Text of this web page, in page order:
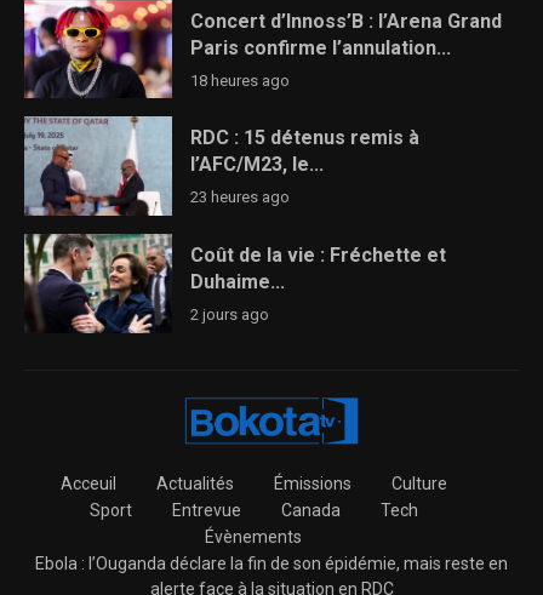
Concert d’Innoss’B : l’Arena Grand
Paris confirme l’annulation...
18 heures ago
RDC : 15 détenus remis à
l’AFC/M23, le...
23 heures ago
Coût de la vie : Fréchette et
Duhaime...
2 jours ago
Acceuil Actualités Émissions
Culture
Sport
Entrevue Canada
Tech
Évènements
Ebola : l’Ouganda déclare la fin de son épidémie, mais reste en
alerte face à la situation en RDC